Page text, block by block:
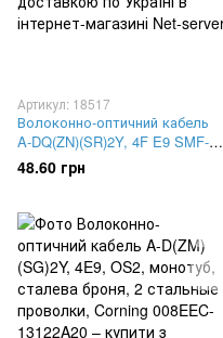
Артикул: 18517
Волоконно-оптичний кабель
A-DQ(ZN)(SR)2Y, 4F E9 SMF-
28e+®, монотуб CT 3.0, гофра
броня, Corning 004EEC-
48.60 грн